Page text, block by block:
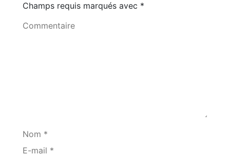
Champs requis marqués avec *
Commentaire
Nom *
E-mail *